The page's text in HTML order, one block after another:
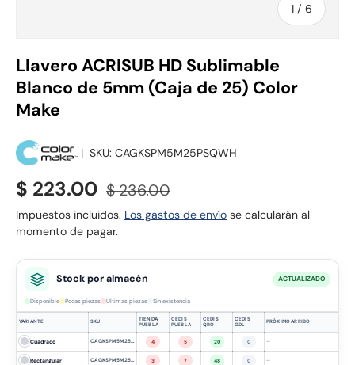
1 / de
6
Llavero ACRISUB HD Sublimable
Blanco de 5mm (Caja de 25) Color
Make
| SKU: CAGKSPM5M25PSQWH
Precio de venta
$ 223.00 Precio normal
$ 236.00
Impuestos incluidos. Los gastos de envío se calcularán al
momento de pagar.
Stock por almacén ACTUALIZADO
Disponible Pocas piezas Últimas piezas Sin existencia
VARIANTE SKU
TIENDA
PUEBLA
CEDIS
PUEBLA
CEDIS
QRO
CEDIS
GDL
PRÓXIMO ARRIBO
Cuadrado CAGKSPM5M25PSQWH 4 5 20 0 —
Rectangular CAGKSPM5M25PRCWH 3 7 48 0 —